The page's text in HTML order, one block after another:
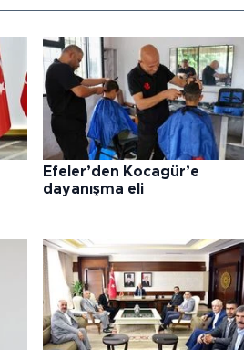
Efeler’den Kocagür’e
dayanışma eli